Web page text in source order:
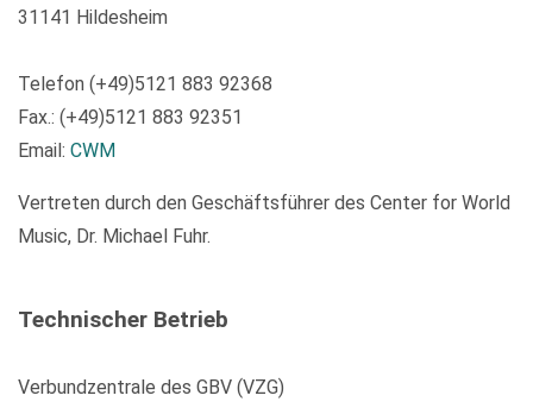
31141 Hildesheim
Telefon (+49)5121 883 92368
Fax.: (+49)5121 883 92351
Email: CWM
Vertreten durch den Geschäftsführer des Center for World
Music, Dr. Michael Fuhr.
Technischer Betrieb
Verbundzentrale des GBV (VZG)